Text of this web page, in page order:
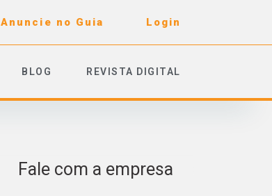
Anuncie no Guia Login
BLOG REVISTA DIGITAL
Fale com a empresa